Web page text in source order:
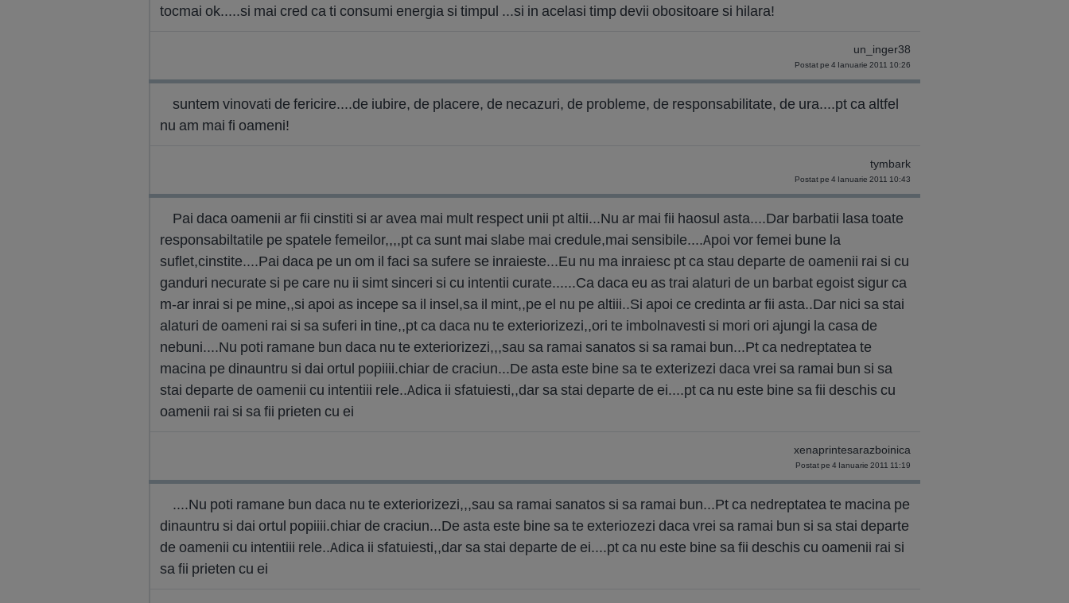
tocmai ok.....si mai cred ca ti consumi energia si timpul ...si in acelasi timp devii obositoare si hilara!
un_inger38
Postat pe 4 Ianuarie 2011 10:26
suntem vinovati de fericire....de iubire, de placere, de necazuri, de probleme, de responsabilitate, de ura....pt ca altfel
nu am mai fi oameni!
tymbark
Postat pe 4 Ianuarie 2011 10:43
Pai daca oamenii ar fii cinstiti si ar avea mai mult respect unii pt altii...Nu ar mai fii haosul asta....Dar barbatii lasa toate
responsabiltatile pe spatele femeilor,,,,pt ca sunt mai slabe mai credule,mai sensibile....Apoi vor femei bune la
suflet,cinstite....Pai daca pe un om il faci sa sufere se inraieste...Eu nu ma inraiesc pt ca stau departe de oamenii rai si cu
ganduri necurate si pe care nu ii simt sinceri si cu intentii curate......Ca daca eu as trai alaturi de un barbat egoist sigur ca
m-ar inrai si pe mine,,si apoi as incepe sa il insel,sa il mint,,pe el nu pe altiii..Si apoi ce credinta ar fii asta..Dar nici sa stai
alaturi de oameni rai si sa suferi in tine,,pt ca daca nu te exteriorizezi,,ori te imbolnavesti si mori ori ajungi la casa de
nebuni....Nu poti ramane bun daca nu te exteriorizezi,,,sau sa ramai sanatos si sa ramai bun...Pt ca nedreptatea te
macina pe dinauntru si dai ortul popiiii.chiar de craciun...De asta este bine sa te exterizezi daca vrei sa ramai bun si sa
stai departe de oamenii cu intentiii rele..Adica ii sfatuiesti,,dar sa stai departe de ei....pt ca nu este bine sa fii deschis cu
oamenii rai si sa fii prieten cu ei
xenaprintesarazboinica
Postat pe 4 Ianuarie 2011 11:19
....Nu poti ramane bun daca nu te exteriorizezi,,,sau sa ramai sanatos si sa ramai bun...Pt ca nedreptatea te macina pe
dinauntru si dai ortul popiiii.chiar de craciun...De asta este bine sa te exteriozezi daca vrei sa ramai bun si sa stai departe
de oamenii cu intentiii rele..Adica ii sfatuiesti,,dar sa stai departe de ei....pt ca nu este bine sa fii deschis cu oamenii rai si
sa fii prieten cu ei